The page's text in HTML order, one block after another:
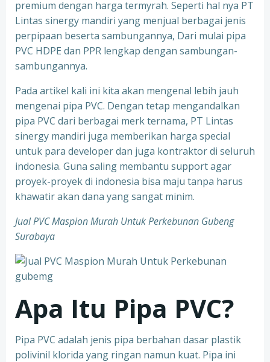
premium dengan harga termyrah. Seperti hal nya PT
Lintas sinergy mandiri yang menjual berbagai jenis
perpipaan beserta sambungannya, Dari mulai pipa
PVC HDPE dan PPR lengkap dengan sambungan-
sambungannya.
Pada artikel kali ini kita akan mengenal lebih jauh
mengenai pipa PVC. Dengan tetap mengandalkan
pipa PVC dari berbagai merk ternama, PT Lintas
sinergy mandiri juga memberikan harga special
untuk para developer dan juga kontraktor di seluruh
indonesia. Guna saling membantu support agar
proyek-proyek di indonesia bisa maju tanpa harus
khawatir akan dana yang sangat minim.
Jual PVC Maspion Murah Untuk Perkebunan Gubeng
Surabaya
Apa Itu Pipa PVC?
Pipa PVC adalah jenis pipa berbahan dasar plastik
polivinil klorida yang ringan namun kuat. Pipa ini